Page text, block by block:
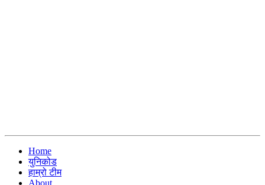
Home
युनिकोड
हाम्रो टीम
About